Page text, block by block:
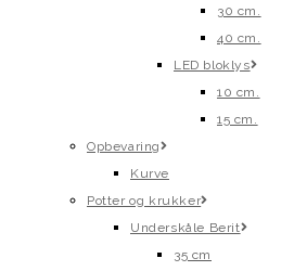
30 cm.
40 cm.
LED bloklys
10 cm.
15 cm.
Opbevaring
Kurve
Potter og krukker
Underskåle Berit
35 cm